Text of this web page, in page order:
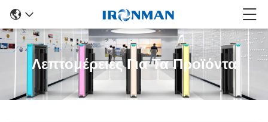
Λεπτομέρειες Για Τα Προϊόντα